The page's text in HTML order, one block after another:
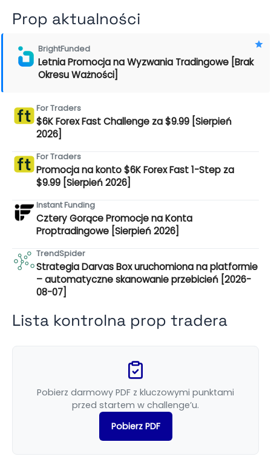
Prop aktualności
BrightFunded
Letnia Promocja na Wyzwania Tradingowe [Brak
Okresu Ważności]
For Traders
$6K Forex Fast Challenge za $9.99 [Sierpień
2026]
For Traders
Promocja na konto $6K Forex Fast 1-Step za
$9.99 [Sierpień 2026]
Instant Funding
Cztery Gorące Promocje na Konta
Proptradingowe [Sierpień 2026]
TrendSpider
Strategia Darvas Box uruchomiona na platformie
– automatyczne skanowanie przebicień [2026-
08-07]
Lista kontrolna prop tradera
Pobierz darmowy PDF z kluczowymi punktami
przed startem w challenge’u.
Pobierz PDF